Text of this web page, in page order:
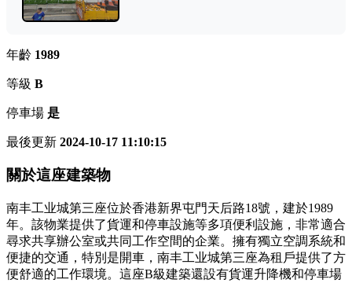
年齡 1989
等級 B
停車場 是
最後更新 2024-10-17 11:10:15
關於這座建築物
南丰工业城第三座位於香港新界屯門天后路18號，建於1989
年。該物業提供了貨運和停車設施等多項便利設施，非常適合
尋求共享辦公室或共同工作空間的企業。擁有獨立空調系統和
便捷的交通，特別是開車，南丰工业城第三座為租戶提供了方
便舒適的工作環境。這座B級建築還設有貨運升降機和停車場